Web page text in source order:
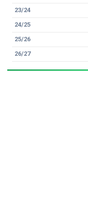
23/24
24/25
25/26
26/27